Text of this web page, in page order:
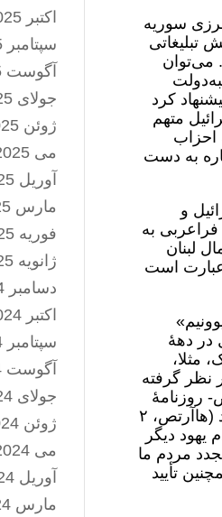
سوریه
تبلیغاتی
می‌توان
لبنانی پیشنهاد کرد
متهم
احزاب
به دست
و
به
لبنان
عبارت است
١٩٨٢، در مجلۀ «کیوونیم»
در دهۀ
مثلا،
نظر گرفته
روزنامۀ
طرفدار دولت، علاقۀ اسرائیل به «تقسیم عراق به کشورهای شیعه، سنی و کُرد» را اعلام می‌کند (هاآرتص، ٢
یهود دیگر
مردم ما
تأیید
اکتبر 2025
سپتامبر 2025
آگوست 2025
جولای 2025
ژوئن 2025
می 2025
آوریل 2025
مارس 2025
فوریه 2025
ژانویه 2025
دسامبر 2024
اکتبر 2024
سپتامبر 2024
آگوست 2024
جولای 2024
ژوئن 2024
می 2024
آوریل 2024
مارس 2024